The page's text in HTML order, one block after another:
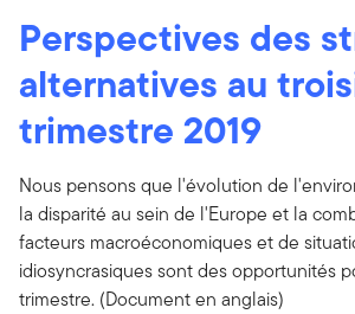
Perspectives des
alternatives au
trimestre 2019
Nous pensons que l'évolution de
la disparité au sein de l'Europe et la
facteurs macroéconomiques et de
idiosyncrasiques sont des opportunités
trimestre. (Document en anglais)